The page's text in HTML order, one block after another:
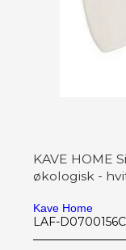
KAVE HOME
økologisk -
Kave Home
LAF-